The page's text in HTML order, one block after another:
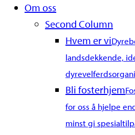
MenuOm oss
Second Column
Hvem er vi
landsdekkende,
Bli fosterhjem
for oss å hjelpe
minst gi